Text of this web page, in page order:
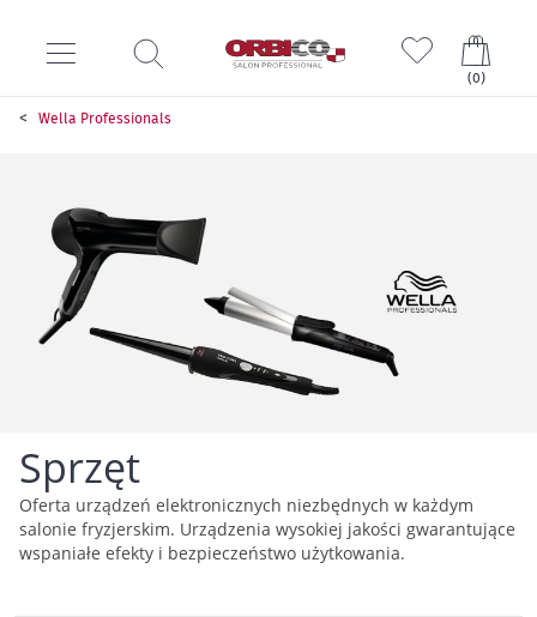
(0)
Wella Professionals
Sprzęt
Oferta urządzeń elektronicznych niezbędnych w każdym
salonie fryzjerskim. Urządzenia wysokiej jakości gwarantujące
wspaniałe efekty i bezpieczeństwo użytkowania.